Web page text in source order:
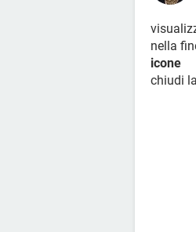
nella
icone
chiudi